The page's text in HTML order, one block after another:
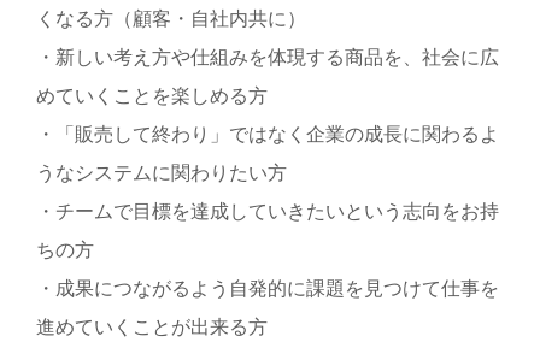
くなる方（顧客・自社内共に）
・新しい考え方や仕組みを体現する商品を、社会に広
めていくことを楽しめる方
・「販売して終わり」ではなく企業の成長に関わるよ
うなシステムに関わりたい方
・チームで目標を達成していきたいという志向をお持
ちの方
・成果につながるよう自発的に課題を見つけて仕事を
進めていくことが出来る方